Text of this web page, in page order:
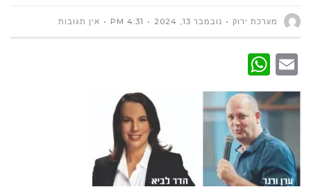
מערכת ירוק נובמבר 13, 2024 4:31 PM אין תגובות
Email